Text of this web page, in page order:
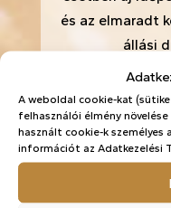
A weboldal cookie-kat
felhasználói élmény
használt cookie-k személyes
információt az Adatkezelési
és az elmaradt
állási
Késés
mértékével
Amennyiben